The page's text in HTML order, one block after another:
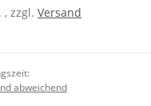
, zzgl. Versand
abweichend